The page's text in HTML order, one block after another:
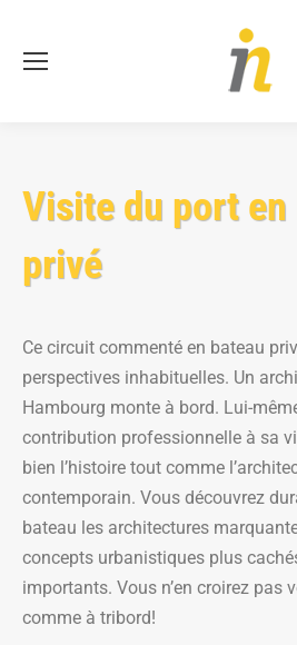
Visite du port en
privé
Ce circuit commenté en bateau
perspectives inhabituelles. Un
Hambourg monte à bord. Lui-
contribution professionnelle à sa
bien l’histoire tout comme
contemporain. Vous découvrez
bateau les architectures
concepts urbanistiques plus
importants. Vous n’en croirez pas
comme à tribord!